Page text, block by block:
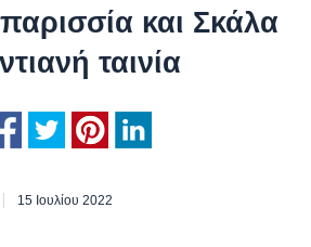
και Σκάλα
ταινία
15 Ιουλίου 2022